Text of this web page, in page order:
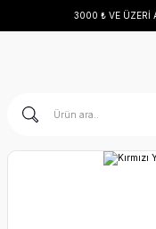
3000 ₺ VE ÜZERİ